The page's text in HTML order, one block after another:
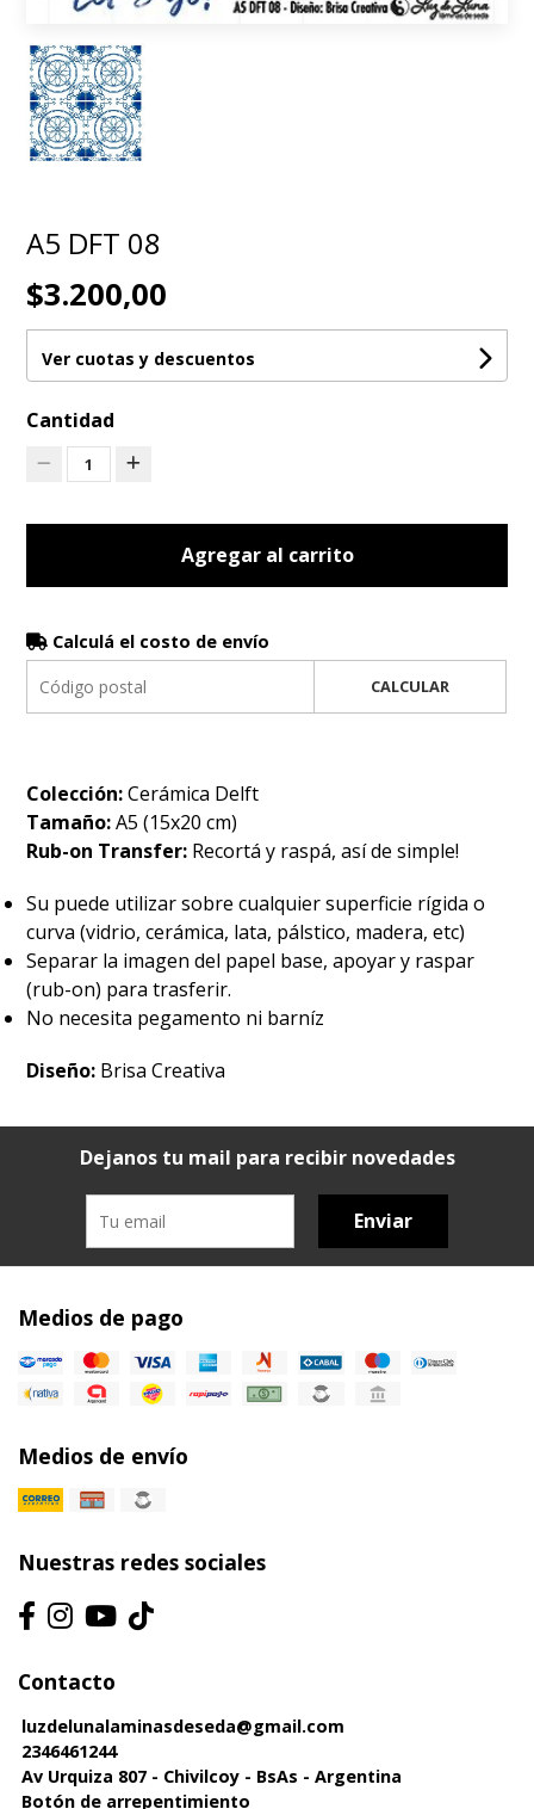
A5 DFT 08
$3.200,00
Ver cuotas y descuentos
Cantidad
1
Agregar al carrito
Calculá el costo de envío
CALCULAR
Colección:Cerámica Delft
Tamaño:A5 (15x20 cm)
Rub-on Transfer: Recortá y raspá, así de simple!
Su puede utilizar sobre cualquier superficie rígida o
curva (vidrio, cerámica, lata, pálstico, madera, etc)
Separar la imagen del papel base, apoyar y raspar
(rub-on) para trasferir.
No necesita pegamento ni barníz
Diseño: Brisa Creativa
Dejanos tu mail para recibir novedades
Enviar
Medios de pago
Medios de envío
Nuestras redes sociales
Contacto
luzdelunalaminasdeseda@gmail.com
2346461244
Av Urquiza 807 - Chivilcoy - BsAs - Argentina
Botón de arrepentimiento